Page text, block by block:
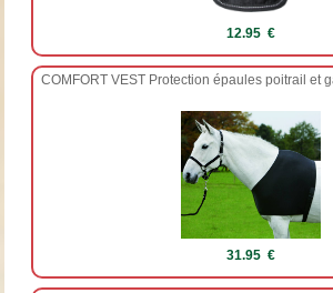
12.95 €
COMFORT VEST Protection épaules poitrail et
31.95 €